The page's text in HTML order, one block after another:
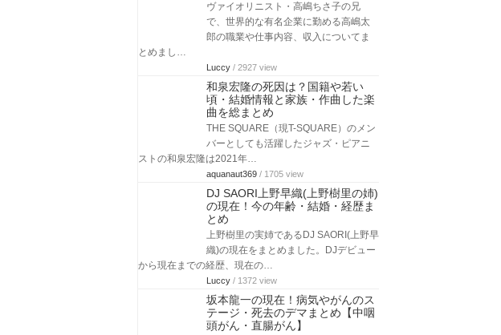
ヴァイオリニスト・高嶋ちさ子の兄
で、世界的な有名企業に勤める高嶋太
郎の職業や仕事内容、収入についてま
とめまし…
Luccy / 2927 view
和泉宏隆の死因は？国籍や若い
頃・結婚情報と家族・作曲した楽
曲を総まとめ
THE SQUARE（現T-SQUARE）のメン
バーとしても活躍したジャズ・ピアニ
ストの和泉宏隆は2021年…
aquanaut369 / 1705 view
DJ SAORI上野早織(上野樹里の姉)
の現在！今の年齢・結婚・経歴ま
とめ
上野樹里の実姉であるDJ SAORI(上野早
織)の現在をまとめました。DJデビュー
から現在までの経歴、現在の…
Luccy / 1372 view
坂本龍一の現在！病気やがんのス
テージ・死去のデマまとめ【中咽
頭がん・直腸がん】